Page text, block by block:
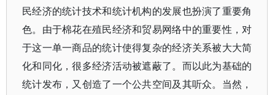
民经济的统计技术和统计机构的发展也扮演了重要角
色。由于棉花在殖民经济和贸易网络中的重要性，对
于这一单一商品的统计使得复杂的经济关系被大大简
化和同化，很多经济活动被遮蔽了。而以此为基础的
统计发布，又创造了一个公共空间及其听众。当然，